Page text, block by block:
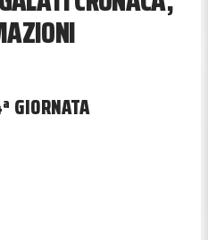
GIORNATA